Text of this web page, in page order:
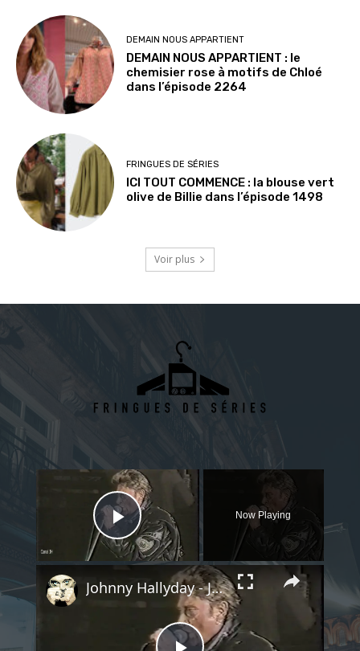
DEMAIN NOUS APPARTIENT
DEMAIN NOUS APPARTIENT : le
chemisier rose à motifs de Chloé
dans l’épisode 2264
FRINGUES DE SÉRIES
ICI TOUT COMMENCE : la blouse vert
olive de Billie dans l’épisode 1498
Voir plus
×
Play Video
Now Playing
Johnny Hallyday - Je ne suis pas un héros - 1990